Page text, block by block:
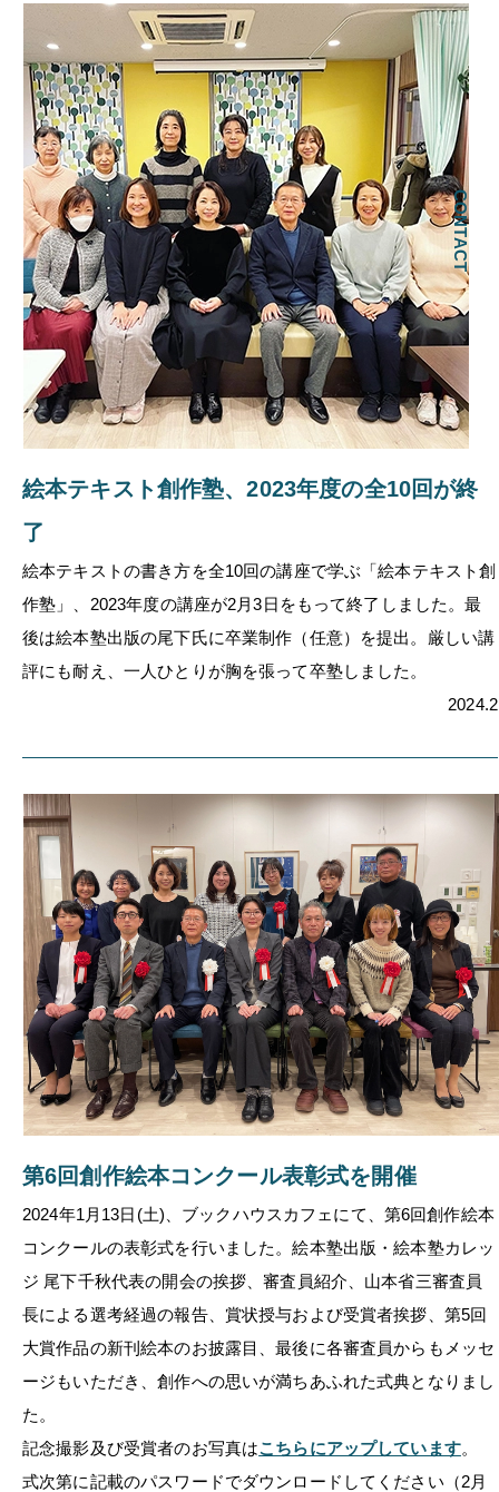
絵本テキスト創作塾、2023年度の全10回が終
了
絵本テキストの書き方を全10回の講座で学ぶ「絵本テキスト創
作塾」、2023年度の講座が2月3日をもって終了しました。最
後は絵本塾出版の尾下氏に卒業制作（任意）を提出。厳しい講
評にも耐え、一人ひとりが胸を張って卒塾しました。
2024.2
第6回創作絵本コンクール表彰式を開催
2024年1月13日(土)、ブックハウスカフェにて、第6回創作絵本
コンクールの表彰式を行いました。絵本塾出版・絵本塾カレッ
ジ 尾下千秋代表の開会の挨拶、審査員紹介、山本省三審査員
長による選考経過の報告、賞状授与および受賞者挨拶、第5回
大賞作品の新刊絵本のお披露目、最後に各審査員からもメッセ
ージもいただき、創作への思いが満ちあふれた式典となりまし
た 。
記念撮影及び受賞者のお写真はこちらにアップしています。
式次第に記載のパスワードでダウンロードしてください（2月
CONTACT